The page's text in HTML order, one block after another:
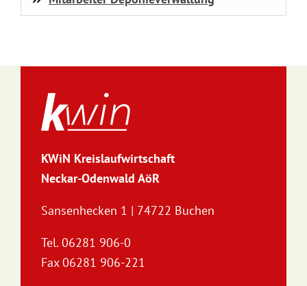
KWiN Kreislaufwirtschaft
Neckar-Odenwald AöR
Sansenhecken 1 | 74722 Buchen
Tel. 06281 906-0
Fax 06281 906-221